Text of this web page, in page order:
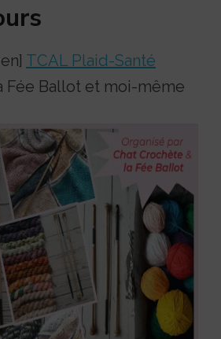
TCAL Plaid-Santé
Fée Ballot et moi-même